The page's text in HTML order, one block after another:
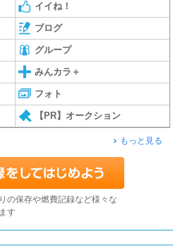
イイね！
ブログ
グループ
みんカラ＋
フォト
【PR】オークション
もっと見る
の保存や燃費記録など様々な
す